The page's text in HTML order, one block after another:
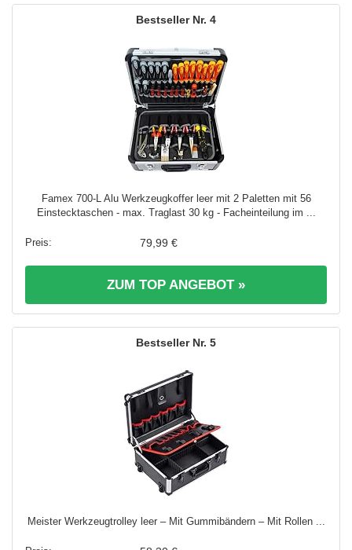
4
Famex 700-L Alu Werkzeugkoffer leer mit 2 Paletten mit 56
Einstecktaschen - max. Traglast 30 kg - Facheinteilung im ...
79,99 €
ZUM TOP ANGEBOT »
5
Meister Werkzeugtrolley leer – Mit Gummibändern – Mit Rollen ...